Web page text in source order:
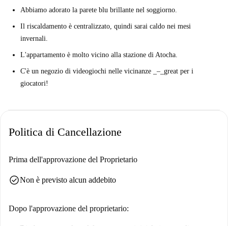
fuori dalla vostra porta.
Abbiamo adorato la parete blu brillante nel soggiorno.
Il riscaldamento è centralizzato, quindi sarai caldo nei mesi
invernali.
L'appartamento è molto vicino alla stazione di Atocha.
C'è un negozio di videogiochi nelle vicinanze _–_great per i
giocatori!
Politica di Cancellazione
Prima dell'approvazione del Proprietario
check_circleNon è previsto alcun addebito
Dopo l'approvazione del proprietario: